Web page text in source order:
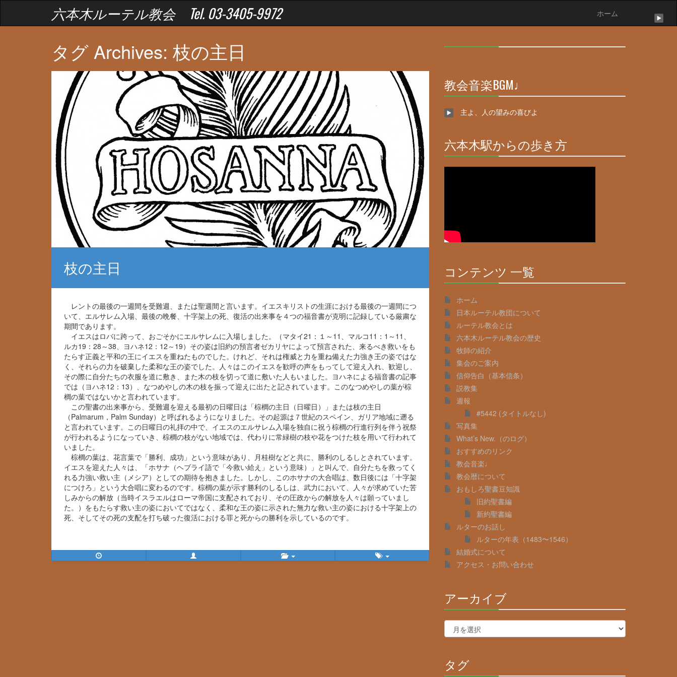
六本木ルーテル教会 Tel. 03-3405-9972 ホーム
タグ Archives: 枝の主日
枝の主日
レントの最後の一週間を受難週、または聖週間と言います。イエスキリストの生涯における最後の一週間につ
いて、エルサレム入場、最後の晩餐、十字架上の死、復活の出来事を４つの福音書が克明に記録している厳粛な
期間であります。
イエスはロバに跨って、おごそかにエルサレムに入場しました。（マタイ21：１～11、マルコ11：1～11、
ルカ19：28～38、ヨハネ12：12～19）その姿は旧約の預言者ゼカリヤによって預言された、来るべき救いをも
たらす正義と平和の王にイエスを重ねたものでした。けれど、それは権威と力を重ね備えた力強き王の姿ではな
く、それらの力を破棄した柔和な王の姿でした。人々はこのイエスを歓呼の声をもってして迎え入れ、歓迎し、
その際に自分たちの衣服を道に敷き、また木の枝を切って道に敷いた人もいました。ヨハネによる福音書の記事
では（ヨハネ12：13）、なつめやしの木の枝を振って迎えに出たと記されています。このなつめやしの葉が棕
櫚の葉ではないかと言われています。
この聖書の出来事から、受難週を迎える最初の日曜日は「棕櫚の主日（日曜日）」または枝の主日
（Palmarum，Palm Sunday）と呼ばれるようになりました。その起源は７世紀のスペイン、ガリア地域に遡る
と言われています。この日曜日の礼拝の中で、イエスのエルサレム入場を独自に祝う棕櫚の行進行列を伴う祝祭
が行われるようになっていき、棕櫚の枝がない地域では、代わりに常緑樹の枝や花をつけた枝を用いて行われて
いました。
棕櫚の葉は、花言葉で「勝利、成功」という意味があり、月桂樹などと共に、勝利のしるしとされています。
イエスを迎えた人々は、「ホサナ（ヘブライ語で「今救い給え」という意味）」と叫んで、自分たちを救ってく
れる力強い救い主（メシア）としての期待を抱きました。しかし、このホサナの大合唱は、数日後には「十字架
につけろ」という大合唱に変わるのです。棕櫚の葉が示す勝利のしるしは、武力において、人々が求めていた苦
しみからの解放（当時イスラエルはローマ帝国に支配されており、その圧政からの解放を人々は願っていまし
た。）をもたらす救い主の姿においてではなく、柔和な王の姿に示された無力な救い主の姿における十字架上の
死、そしてその死の支配を打ち破った復活における罪と死からの勝利を示しているのです。
教会音楽BGM♩
Complete
主よ、人の望みの喜びよ
六本木駅からの歩き方
コンテンツ 一覧
Complete
ホーム
日本ルーテル教団について
ルーテル教会とは
六本木ルーテル教会の歴史
牧師の紹介
集会のご案内
信仰告白（基本信条）
説教集
週報
#5442 (タイトルなし)
写真集
What’s New.（のログ）
おすすめのリンク
教会音楽♩
教会暦について
おもしろ聖書豆知識
旧約聖書編
新約聖書編
ルターのお話し
ルターの年表（1483〜1546）
結婚式について
アクセス・お問い合わせ
アーカイブ
Complete
ア
ー
ブ
タグ